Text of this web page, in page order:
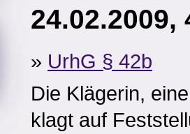
24.02.2009,
» UrhG § 42b
Die Klägerin,
klagt auf